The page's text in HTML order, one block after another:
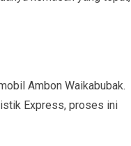
Ambon Waikabubak.
Express, proses ini